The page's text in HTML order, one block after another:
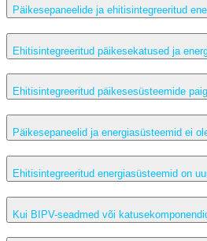
Päikesepaneelide ja ehitisintegreeritud
Ehitisintegreeritud päikesekatused ja
Ehitisintegreeritud päikesesüsteemide
Päikesepaneelid ja energiasüsteemid ei
Ehitisintegreeritud energiasüsteemid on
Kui BIPV-seadmed või